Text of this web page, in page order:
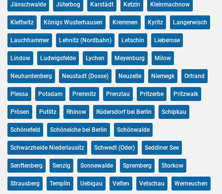
Jänschwalde Jüterbog Karstädt Ketzin Kleinmachnow
Klettwitz Königs Wusterhausen Kremmen Kyritz Langerwisch
Lauchhammer Lehnitz (Nordbahn) Letschin Lieberose
Lindow Ludwigsfelde Lychen Meyenburg Milow
Neuhardenberg Neustadt (Dosse) Neuzelle Niemegk Ortrand
Plessa Potsdam Premnitz Prenzlau Pritzerbe Pritzwalk
Prösen Putlitz Rhinow Rüdersdorf bei Berlin Schipkau
Schönefeld Schöneiche bei Berlin Schönwalde
Schwarzheide Niederlausitz Schwedt (Oder) Seddiner See
Senftenberg Senzig Sonnewalde Spremberg Storkow
Strausberg Templin Uebigau Velten Vetschau Werneuchen